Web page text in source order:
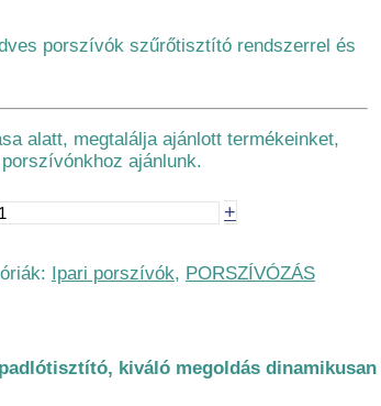
porszívók szűrőtisztító rendszerrel és
alatt, megtalálja ajánlott termékeinket,
ajánlunk.
+
Ipari porszívók, PORSZÍVÓZÁS
kiváló megoldás